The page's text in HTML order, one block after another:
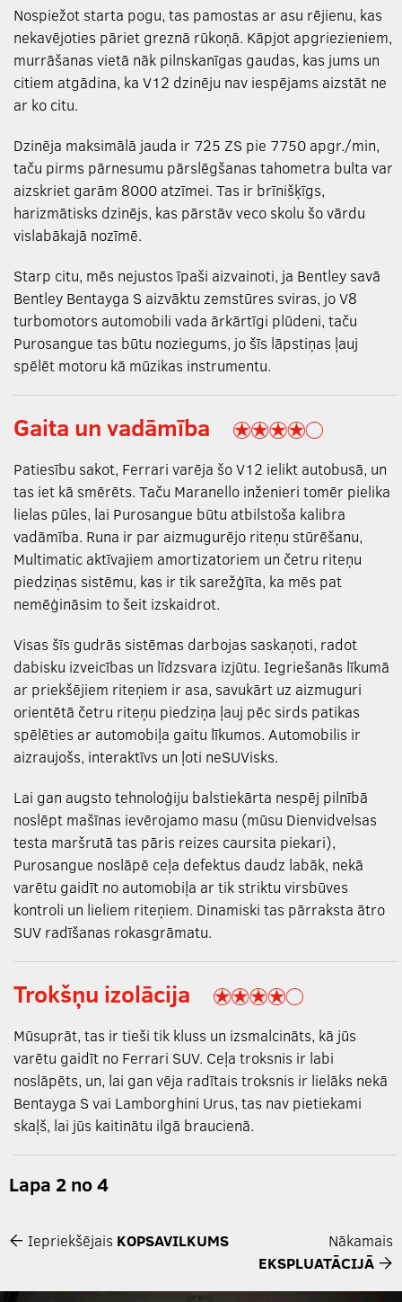
Nospiežot starta pogu, tas pamostas ar asu rējienu, kas
nekavējoties pāriet greznā rūkoņā. Kāpjot apgriezieniem,
murrāšanas vietā nāk pilnskanīgas gaudas, kas jums un
citiem atgādina, ka V12 dzinēju nav iespējams aizstāt ne
ar ko citu.
Dzinēja maksimālā jauda ir 725 ZS pie 7750 apgr./min,
taču pirms pārnesumu pārslēgšanas tahometra bulta var
aizskriet garām 8000 atzīmei. Tas ir brīnišķīgs,
harizmātisks dzinējs, kas pārstāv veco skolu šo vārdu
vislabākajā nozīmē.
Starp citu, mēs nejustos īpaši aizvainoti, ja Bentley savā
Bentley Bentayga S aizvāktu zemstūres sviras, jo V8
turbomotors automobili vada ārkārtīgi plūdeni, taču
Purosangue tas būtu noziegums, jo šīs lāpstiņas ļauj
spēlēt motoru kā mūzikas instrumentu.
Gaita un vadāmība
Patiesību sakot, Ferrari varēja šo V12 ielikt autobusā, un
tas iet kā smērēts. Taču Maranello inženieri tomēr pielika
lielas pūles, lai Purosangue būtu atbilstoša kalibra
vadāmība. Runa ir par aizmugurējo riteņu stūrēšanu,
Multimatic aktīvajiem amortizatoriem un četru riteņu
piedziņas sistēmu, kas ir tik sarežģīta, ka mēs pat
nemēģināsim to šeit izskaidrot.
Visas šīs gudrās sistēmas darbojas saskaņoti, radot
dabisku izveicības un līdzsvara izjūtu. Iegriešanās līkumā
ar priekšējiem riteņiem ir asa, savukārt uz aizmuguri
orientētā četru riteņu piedziņa ļauj pēc sirds patikas
spēlēties ar automobiļa gaitu līkumos. Automobilis ir
aizraujošs, interaktīvs un ļoti neSUVisks.
Lai gan augsto tehnoloģiju balstiekārta nespēj pilnībā
noslēpt mašīnas ievērojamo masu (mūsu Dienvidvelsas
testa maršrutā tas pāris reizes caursita piekari),
Purosangue noslāpē ceļa defektus daudz labāk, nekā
varētu gaidīt no automobiļa ar tik striktu virsbūves
kontroli un lieliem riteņiem. Dinamiski tas pārraksta ātro
SUV radīšanas rokasgrāmatu.
Trokšņu izolācija
Mūsuprāt, tas ir tieši tik kluss un izsmalcināts, kā jūs
varētu gaidīt no Ferrari SUV. Ceļa troksnis ir labi
noslāpēts, un, lai gan vēja radītais troksnis ir lielāks nekā
Bentayga S vai Lamborghini Urus, tas nav pietiekami
skaļš, lai jūs kaitinātu ilgā braucienā.
Lapa 2 no 4
Iepriekšējais KOPSAVILKUMS
Nākamais
EKSPLUATĀCIJĀ